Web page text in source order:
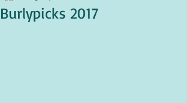
Burlypicks 2017